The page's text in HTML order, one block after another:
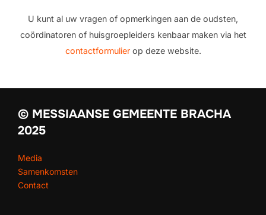
U kunt al uw vragen of opmerkingen aan de oudsten,
coördinatoren of huisgroepleiders kenbaar maken via het
contactformulierop deze website.
© MESSIAANSE GEMEENTE BRACHA
2025
Media
Samenkomsten
Contact